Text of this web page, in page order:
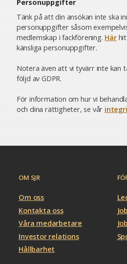
Personuppgifter
Tänk på att din ansökan inte ska
personuppgifter såsom
medlemskap i fackförening. Här
känsliga personuppgifter.
Notera även att vi tyvärr inte kan
följd av GDPR.
För information om hur vi
och dina rättigheter, se vår
OM SJR
Om oss
Kontakta oss
Våra medarbetare
Investor relations
Hållbarhet